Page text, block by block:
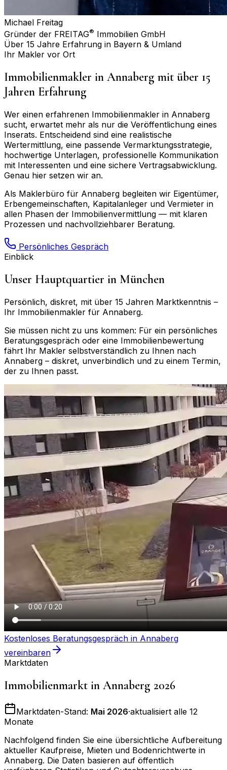
Michael Freitag
Gründer der FREITAG® Immobilien GmbH
Über 15 Jahre Erfahrung in Bayern & Umland
Ihr Makler vor Ort
Immobilienmakler in Annaberg mit über 15
Jahren Erfahrung
Wer einen erfahrenen Immobilienmakler in Annaberg
sucht, erwartet mehr als nur die Veröffentlichung eines
Inserats. Entscheidend sind eine realistische
Wertermittlung, eine passende Vermarktungsstrategie,
hochwertige Unterlagen, professionelle Kommunikation
mit Interessenten und eine sichere Vertragsabwicklung.
Genau hier setzen wir an.
Als Maklerbüro für Annaberg begleiten wir Eigentümer,
Erbengemeinschaften, Kapitalanleger und Vermieter in
allen Phasen der Immobilienvermittlung — mit klaren
Prozessen und nachvollziehbarer Beratung.
Persönliches Gespräch
Einblick
Unser Hauptquartier in München
Persönlich, diskret, mit über 15 Jahren Marktkenntnis –
Ihr Immobilienmakler für Annaberg.
Sie müssen nicht zu uns kommen: Für ein persönliches
Beratungsgespräch oder eine Immobilienbewertung
fährt Ihr Makler selbstverständlich zu Ihnen nach
Annaberg – diskret, unverbindlich und zu einem Termin,
der zu Ihnen passt.
Kostenloses Beratungsgespräch in Annaberg
vereinbaren
Marktdaten
Immobilienmarkt in Annaberg 2026
Marktdaten-Stand: Mai 2026·aktualisiert alle 12
Monate
Nachfolgend finden Sie eine übersichtliche Aufbereitung
aktueller Kaufpreise, Mieten und Bodenrichtwerte in
Annaberg. Die Daten basieren auf öffentlich